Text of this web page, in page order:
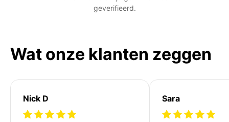
geverifieerd.
Wat onze klanten zeggen
Nick D Sara